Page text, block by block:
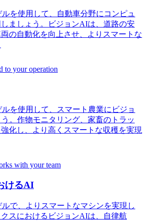
を使用して、自動車分野にコンピュ
ましょう。ビジョンAIは、道路の安
の自動化を向上させ、よりスマートな
を使用して、スマート農業にビジョ
。作物モニタリング、家畜のトラッ
化し、より高くスマートな収穫を実現
けるAI
で、よりスマートなマシンを実現し
スにおけるビジョンAIは、自律航